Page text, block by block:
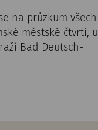
na průzkum všech
městské čtvrti, u
Bad Deutsch-